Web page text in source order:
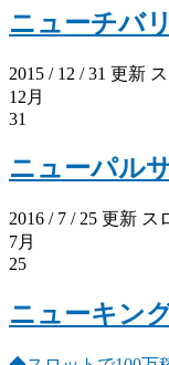
ニューチバ
2015 / 12 / 31 更新
12月
31
ニューパル
2016 / 7 / 25 更新 ス
7月
25
ニューキン